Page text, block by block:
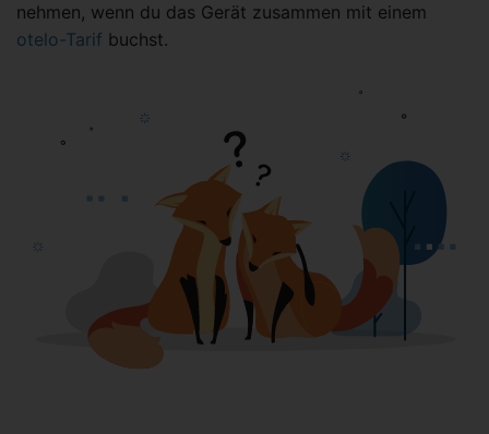
nehmen, wenn du das Gerät zusammen mit einem
otelo-Tarif buchst.